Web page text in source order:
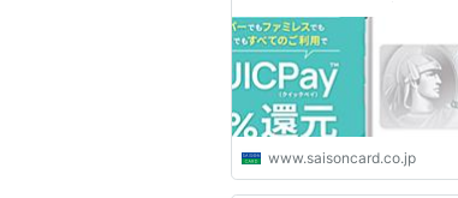
www.saisoncard.co.jp